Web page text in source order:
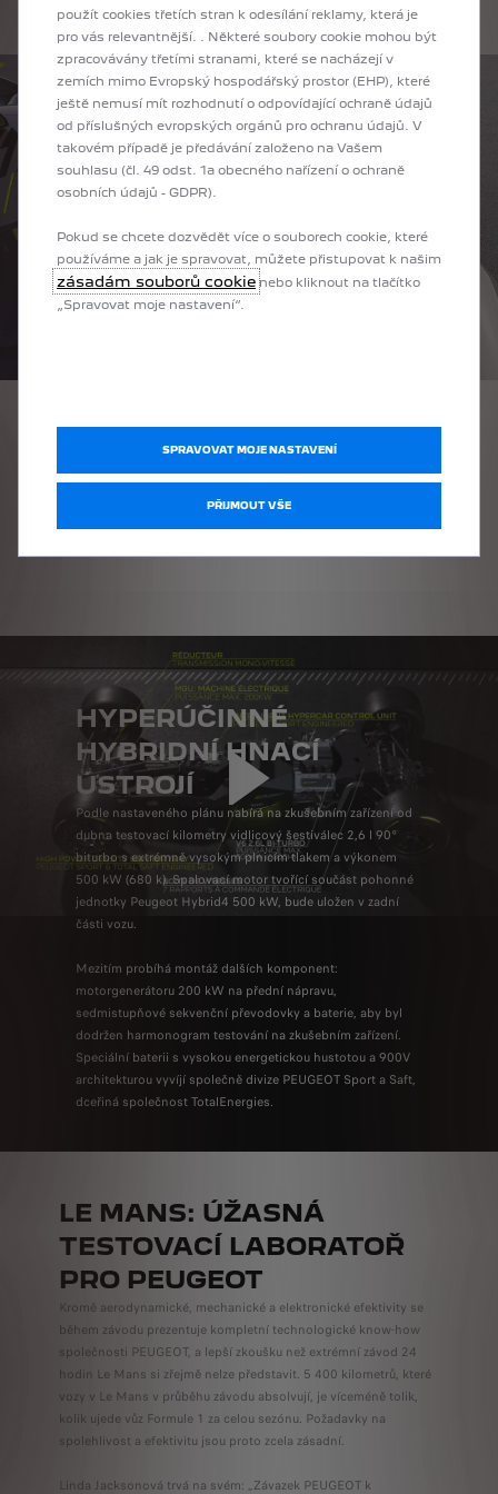
a simulace ukázaly, že můžeme dosáhnout velmi dobrých
výsledků i bez něj.“
Odstraněním zadního spoileru již nic nenarušuje siluetu
vozu PEUGEOT 9X8. Ta je nyní plynulejší a to nebylo
k vidění po celá desetiletí. Designérům ve spolupráci
s konstruktéry se tak otvírá prostor k modelování
HYPERÚČINNÉ
HYBRIDNÍ HNACÍ
ÚSTROJÍ
Podle nastaveného plánu nabírá na zkušebním zařízení od
dubna testovací kilometry vidlicový šestiválec 2,6 l 90°
biturbo s extrémně vysokým plnicím tlakem a výkonem
500 kW (680 k). Spalovací motor tvořící součást pohonné
jednotky Peugeot Hybrid4 500 kW, bude uložen v zadní
části vozu.
Mezitím probíhá montáž dalších komponent:
motorgenerátoru 200 kW na přední nápravu,
sedmistupňové sekvenční převodovky a baterie, aby byl
dodržen harmonogram testování na zkušebním zařízení.
Speciální baterii s vysokou energetickou hustotou a 900V
architekturou vyvíjí společně divize PEUGEOT Sport a Saft,
dceřiná společnost TotalEnergies.
LE MANS: ÚŽASNÁ
TESTOVACÍ LABORATOŘ
PRO PEUGEOT
Kromě aerodynamické, mechanické a elektronické efektivity se
během závodu prezentuje kompletní technologické know-how
společnosti PEUGEOT, a lepší zkoušku než extrémní závod 24
hodin Le Mans si zřejmě nelze představit. 5 400 kilometrů, které
vozy v Le Mans v průběhu závodu absolvují, je víceméně tolik,
kolik ujede vůz Formule 1 za celou sezónu. Požadavky na
spolehlivost a efektivitu jsou proto zcela zásadní.
Linda Jacksonová trvá na svém: „Závazek PEUGEOT k
použít cookies třetích stran k odesílání reklamy, která je
pro vás relevantnější. . Některé soubory cookie mohou být
zpracovávány třetími stranami, které se nacházejí v
zemích mimo Evropský hospodářský prostor (EHP), které
ještě nemusí mít rozhodnutí o odpovídající ochraně údajů
od příslušných evropských orgánů pro ochranu údajů. V
takovém případě je předávání založeno na Vašem
souhlasu (čl. 49 odst. 1a obecného nařízení o ochraně
osobních údajů - GDPR).
Pokud se chcete dozvědět více o souborech cookie, které
používáme a jak je spravovat, můžete přistupovat k našim
zásadám souborů cookie nebo kliknout na tlačítko
„Spravovat moje nastavení“.
SPRAVOVAT MOJE NASTAVENÍ
PŘIJMOUT VŠE